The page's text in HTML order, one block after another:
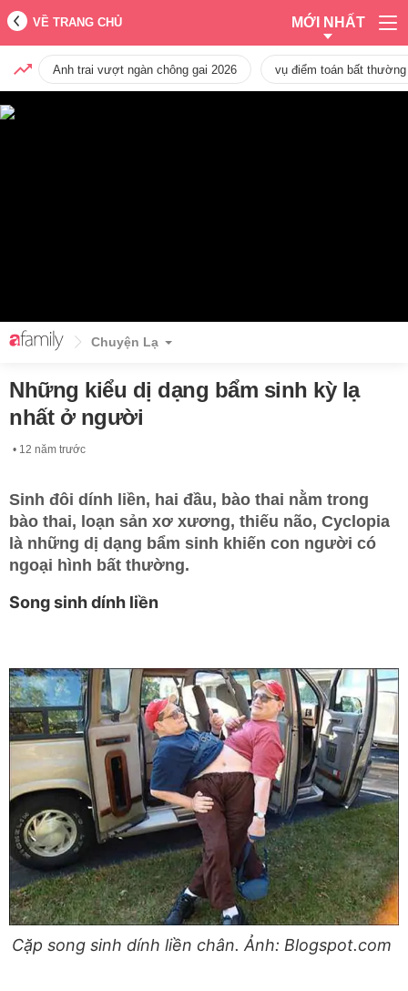
VỀ TRANG CHỦ MỚI NHẤT
Anh trai vượt ngàn chông gai 2026 vụ điểm toán bất
Chuyện Lạ
Những kiểu dị dạng bẩm sinh kỳ lạ
nhất ở người
12 năm trước
Sinh đôi dính liền, hai đầu, bào thai nằm trong
bào thai, loạn sản xơ xương, thiếu não, Cyclopia
là những dị dạng bẩm sinh khiến con người có
ngoại hình bất thường.
Song sinh dính liền
Cặp song sinh dính liền chân. Ảnh: Blogspot.com